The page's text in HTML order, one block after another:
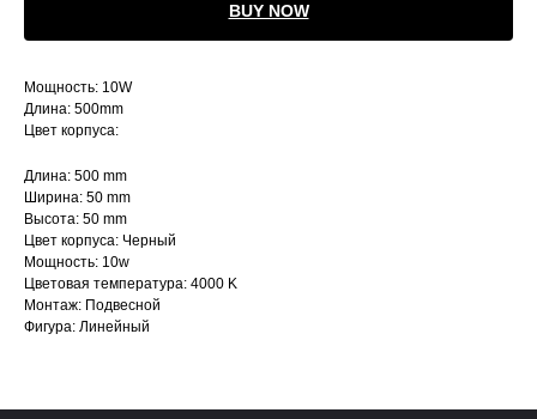
BUY NOW
Мощность: 10W
Длина: 500mm
Цвет корпуса:
Длина: 500 mm
Ширина: 50 mm
Высота: 50 mm
Цвет корпуса: Черный
Мощность: 10w
Цветовая температура: 4000 K
Монтаж: Подвесной
Фигура: Линейный